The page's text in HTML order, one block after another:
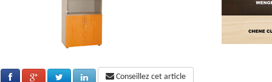
Conseillez cet article